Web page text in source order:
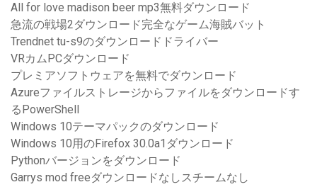
All for love madison beer mp3無料ダウンロード
急流の戦場2ダウンロード完全なゲーム海賊バット
Trendnet tu-s9のダウンロードドライバー
VRカムPCダウンロード
プレミアソフトウェアを無料でダウンロード
Azureファイルストレージからファイルをダウンロードす
るPowerShell
Windows 10テーマパックのダウンロード
Windows 10用のFirefox 30.0a1ダウンロード
Pythonバージョンをダウンロード
Garrys mod freeダウンロードなしスチームなし